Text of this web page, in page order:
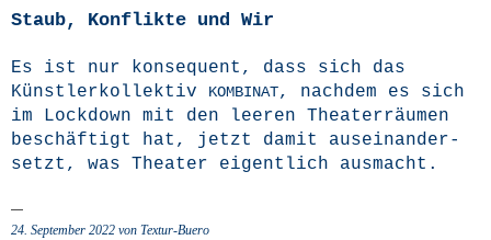
Staub, Konflikte und Wir
Es ist nur kon­se­quent, dass sich das
Künst­ler­kol­lek­tiv
KOMBINAT, nach­dem es sich
im Lock­down mit den lee­ren Thea­ter­räu­men
beschäf­tigt hat, jetzt damit aus­ein­an­der­
setzt, was Thea­ter eigent­lich ausmacht.
24. September 2022 von Textur-Buero